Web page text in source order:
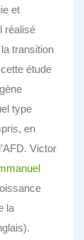
et
réalisé
transition
étude
type
en
Victor
la